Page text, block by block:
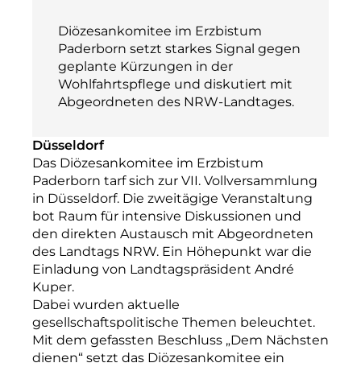
Diözesankomitee im Erzbistum
Paderborn setzt starkes Signal gegen
geplante Kürzungen in der
Wohlfahrtspflege und diskutiert mit
Abgeordneten des NRW-Landtages.
Düsseldorf
Das Diözesankomitee im Erzbistum
Paderborn tarf sich zur VII. Vollversammlung
in Düsseldorf. Die zweitägige Veranstaltung
bot Raum für intensive Diskussionen und
den direkten Austausch mit Abgeordneten
des Landtags NRW. Ein Höhepunkt war die
Einladung von Landtagspräsident André
Kuper.
Dabei wurden aktuelle
gesellschaftspolitische Themen beleuchtet.
Mit dem gefassten Beschluss „Dem Nächsten
dienen“ setzt das Diözesankomitee ein